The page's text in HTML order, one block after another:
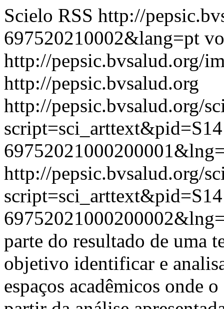
Scielo RSS http://
697520210002&lang=pt
http://pepsic.bvsalud.org/
http://pepsic.bvsalud.org
http://pepsic.bvsalud.org/
http://pepsic.bvsalud.org/
parte do resultado de uma
objetivo identificar e
espaços acadêmicos onde